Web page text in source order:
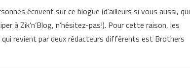
écrivent sur ce blogue (d’ailleurs si vous aussi, qui
à Zik’n’Blog, n’hésitez-pas!). Pour cette raison, les
revient par deux rédacteurs différents est Brothers